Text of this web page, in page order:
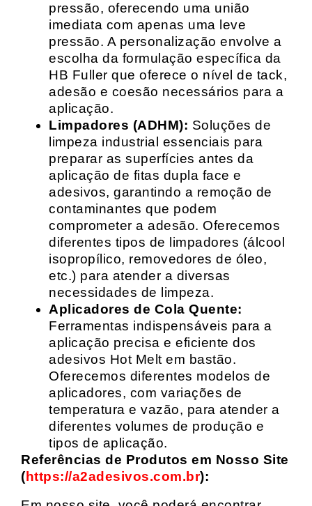
pressão, oferecendo uma união
imediata com apenas uma leve
pressão. A personalização envolve a
escolha da formulação específica da
HB Fuller que oferece o nível de tack,
adesão e coesão necessários para a
aplicação.
Limpadores (ADHM): Soluções de
limpeza industrial essenciais para
preparar as superfícies antes da
aplicação de fitas dupla face e
adesivos, garantindo a remoção de
contaminantes que podem
comprometer a adesão. Oferecemos
diferentes tipos de limpadores (álcool
isopropílico, removedores de óleo,
etc.) para atender a diversas
necessidades de limpeza.
Aplicadores de Cola Quente:
Ferramentas indispensáveis para a
aplicação precisa e eficiente dos
adesivos Hot Melt em bastão.
Oferecemos diferentes modelos de
aplicadores, com variações de
temperatura e vazão, para atender a
diferentes volumes de produção e
tipos de aplicação.
Referências de Produtos em Nosso Site
(https://a2adesivos.com.br):